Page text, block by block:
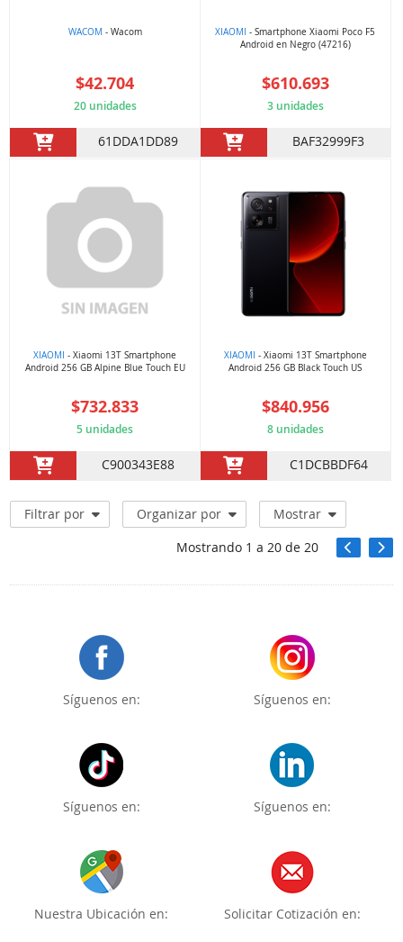
WACOM - Wacom
$42.704
20 unidades
61DDA1DD89
XIAOMI - Smartphone Xiaomi Poco F5
Android en Negro (47216)
$610.693
3 unidades
BAF32999F3
XIAOMI - Xiaomi 13T Smartphone
Android 256 GB Alpine Blue Touch EU
$732.833
5 unidades
C900343E88
XIAOMI - Xiaomi 13T Smartphone
Android 256 GB Black Touch US
$840.956
8 unidades
C1DCBBDF64
Filtrar por Organizar por
Mostrar
Mostrando 1 a 20de 20
Síguenos en: Síguenos en:
Síguenos en: Síguenos en:
Nuestra Ubicación en: Solicitar Cotización en: